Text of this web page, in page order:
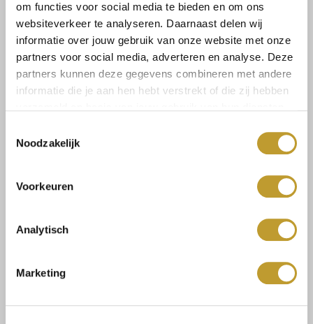
om functies voor social media te bieden en om ons
websiteverkeer te analyseren. Daarnaast delen wij
informatie over jouw gebruik van onze website met onze
partners voor social media, adverteren en analyse. Deze
partners kunnen deze gegevens combineren met andere
informatie die je aan hen hebt verstrekt of die zij hebben
Noodzakelijk
Voorkeuren
Analytisch
Marketing
Select a size
Size guide
Versandkosten und